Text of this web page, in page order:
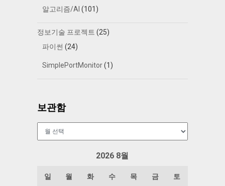
알고리즘/AI (101)
정보기술 프로젝트 (25)
파이썬 (24)
SimplePortMonitor(1)
보관함
2026 8월
일 월 화 수 목 금 토